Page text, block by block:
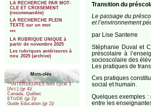
LA RECHERCHE PAR MOT-
CLE ET CROISEMENT
(recommandée)
LA RECHERCHE PLEIN
TEXTE sur un mot
***
LA RUBRIQUE UNIQUE à
partir de novembre 2025
Les rubriques antérieures à
nov. 2025 (archive)
Mots-clés
**INTERDEGRES hors cycle 3
[Act.] (gr 4)/
Canada, Québec
ETUDE (gr 2)/
Guide Education (gr 2)/
Transition du
Le passage du
et l’environnement
par Lise Santerre
Stéphanie Duval et
préscolaire à
socioscolaire des
Les pratiques de
Ces pratiques
social et humain.
Quelques exemples :
entre les